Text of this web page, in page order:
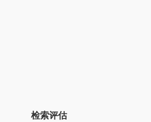
检索评估